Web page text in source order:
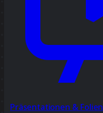
Präsentationen & Folien